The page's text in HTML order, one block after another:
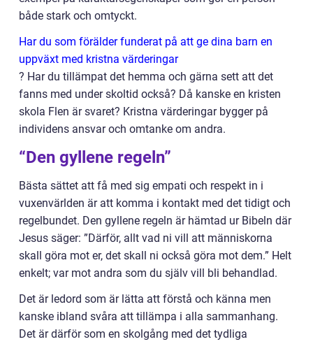
både stark och omtyckt.
Har du som förälder funderat på att ge dina barn en
uppväxt med kristna värderingar
? Har du tillämpat det hemma och gärna sett att det
fanns med under skoltid också? Då kanske en kristen
skola Flen är svaret? Kristna värderingar bygger på
individens ansvar och omtanke om andra.
“Den gyllene regeln”
Bästa sättet att få med sig empati och respekt in i
vuxenvärlden är att komma i kontakt med det tidigt och
regelbundet. Den gyllene regeln är hämtad ur Bibeln där
Jesus säger: ”Därför, allt vad ni vill att människorna
skall göra mot er, det skall ni också göra mot dem.” Helt
enkelt; var mot andra som du själv vill bli behandlad.
Det är ledord som är lätta att förstå och känna men
kanske ibland svåra att tillämpa i alla sammanhang.
Det är därför som en skolgång med det tydliga